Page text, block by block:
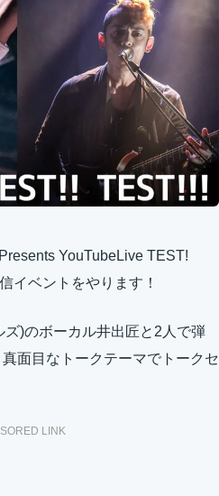
YouTubeLive TEST!
イベントをやります！
)のボーカル井出匠と2人で弾
面目なトークテーマでトークセ
LINK